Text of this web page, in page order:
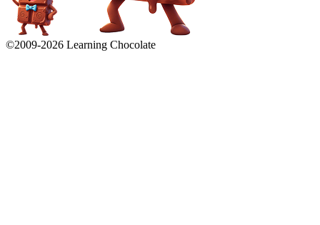
©2009-2026 Learning Chocolate